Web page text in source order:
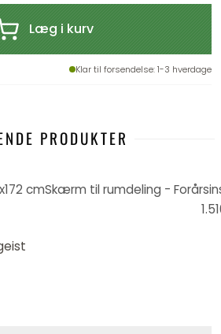
Læg i kurv
Klar til forsendelse: 1-3 hverdage
PRODUKTER
cm